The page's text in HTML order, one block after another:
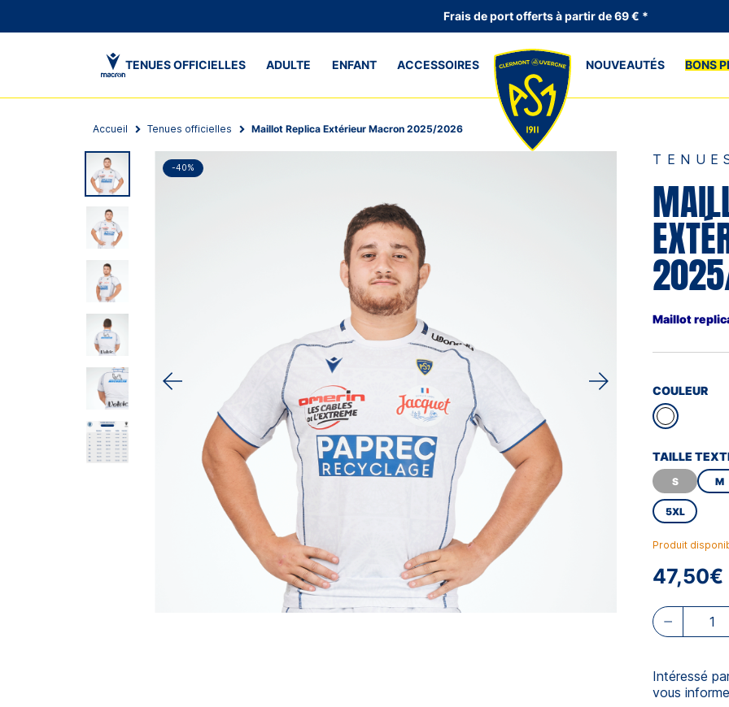
Frais de port offerts à partir de 69 € *
TENUES OFFICIELLES ADULTE ENFANT ACCESSOIRES NOUVEAUTÉS BONS
Accueil Tenues officielles Maillot Replica Extérieur Macron 2025/2026
-40%
Maillot
COULEUR
TAILLE
S M
5XL
Produit
47,50€
Intéressé
vous